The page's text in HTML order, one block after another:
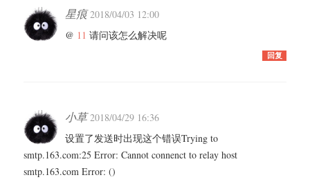
星痕2018/04/03 12:00
@ 11 请问该怎么解决呢
回复
小草2018/04/29 16:36
设置了发送时出现这个错误 Trying to
smtp.163.com:25 Error: Cannot connenct to relay host
smtp.163.com Error: ()